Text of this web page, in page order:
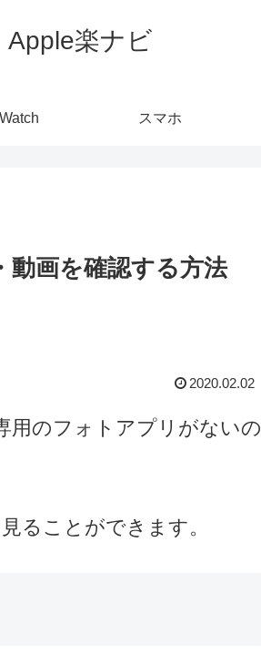
Apple楽ナビ
スマホ
画を確認する方法
2020.02.02
用のフォトアプリがないの
ることができます。